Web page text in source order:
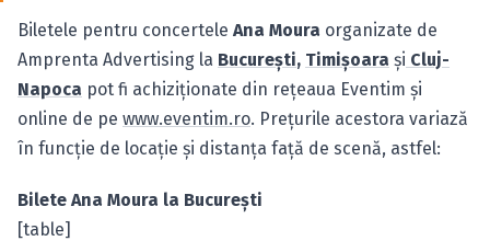
Biletele pentru concertele Ana Moura organizate de
Amprenta Advertising la Bucureşti, Timişoara şi Cluj-
Napoca pot fi achiziţionate din reţeaua Eventim şi
online de pe www.eventim.ro. Preţurile acestora variază
în funcţie de locaţie şi distanţa faţă de scenă, astfel:
Bilete Ana Moura la Bucureşti
[table]